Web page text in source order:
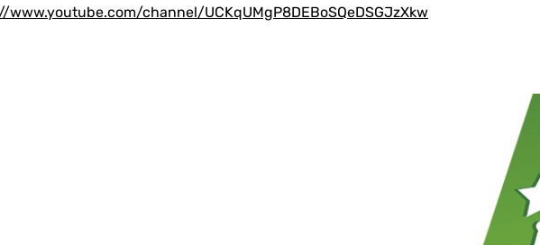
www.youtube.com/channel/UCKqUMgP8DEBoSQeDSGJzXkw